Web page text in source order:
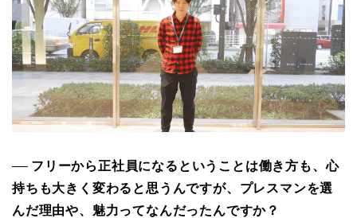
── フリーから正社員になるということは働き方も、心
持ちも大きく変わると思うんですが、プレスマンを選
んだ理由や、魅力ってなんだったんですか？